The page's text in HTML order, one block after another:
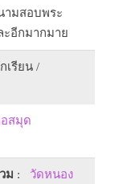
ามสอบพระ
อีกมากมาย
เรียน /
สมุด
ม : วัดหนอง